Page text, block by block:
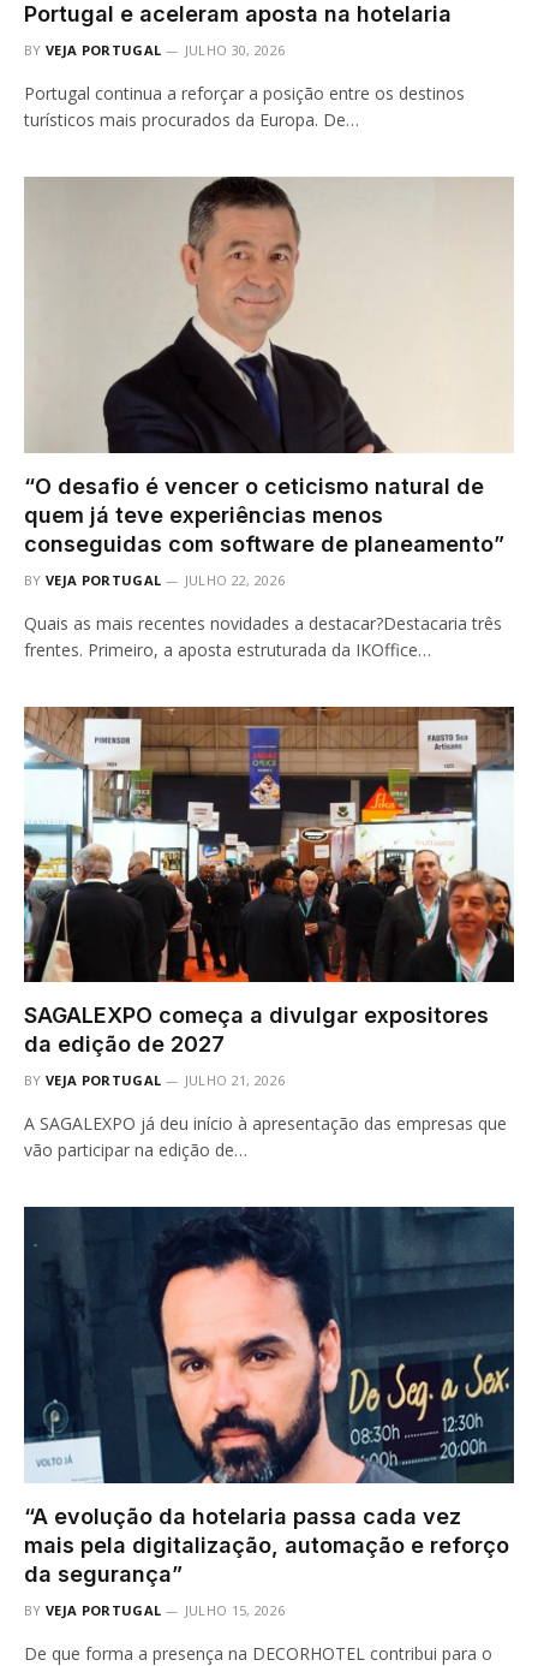
Portugal e aceleram aposta na hotelaria
BY VEJA PORTUGAL JULHO 30, 2026
Portugal continua a reforçar a posição entre os destinos
turísticos mais procurados da Europa. De…
“O desafio é vencer o ceticismo natural de
quem já teve experiências menos
conseguidas com software de planeamento”
BY VEJA PORTUGAL JULHO 22, 2026
Quais as mais recentes novidades a destacar?Destacaria três
frentes. Primeiro, a aposta estruturada da IKOffice…
SAGALEXPO começa a divulgar expositores
da edição de 2027
BY VEJA PORTUGAL JULHO 21, 2026
A SAGALEXPO já deu início à apresentação das empresas que
vão participar na edição de…
“A evolução da hotelaria passa cada vez
mais pela digitalização, automação e reforço
da segurança”
BY VEJA PORTUGAL JULHO 15, 2026
De que forma a presença na DECORHOTEL contribui para o